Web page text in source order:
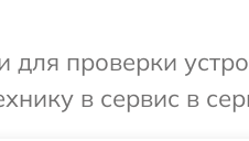
проверки
в сервис в